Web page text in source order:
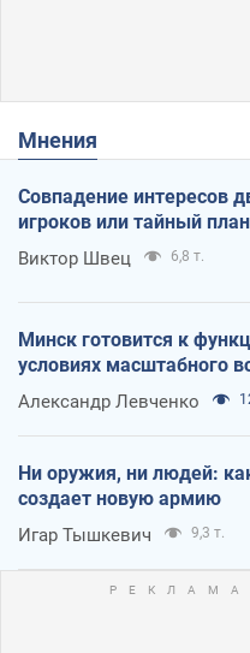
Мнения
Совпадение интересов
игроков или тайный
Виктор Швец 6,8 т.
Минск готовится к
условиях масштабного
Александр Левченко
Ни оружия, ни людей:
создает новую армию
Игар Тышкевич 9,3 т.